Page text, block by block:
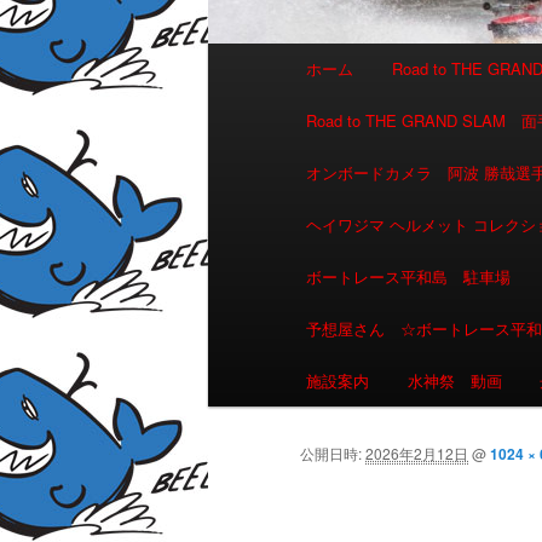
メインコンテンツへ移動
サブコンテンツへ移動
ホーム Road to THE
Road to THE GRAND SLAM
オンボードカメラ 阿波 勝哉
ヘイワジマ ヘルメット コレクシ
ボートレース平和島 駐車場
予想屋さん ☆ボートレース平
施設案内 水神祭 動画
公開日時:2026年2月12日 @1024 ×